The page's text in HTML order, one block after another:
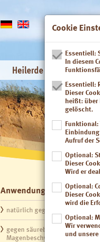
Heilerde
Anwendungsgebiete
natürlich gegen Sodbrennen
gegen säurebedingte
Magenbeschwerden
Cookie
Essentiell:
In diesem
Essentiell:
Dieser
heißt: über
gelöscht.
Funktional:
Aufruf der
Optional:
Dieser
Wird er
Optional:
Dieser
wird die
Optional:
Wir
und